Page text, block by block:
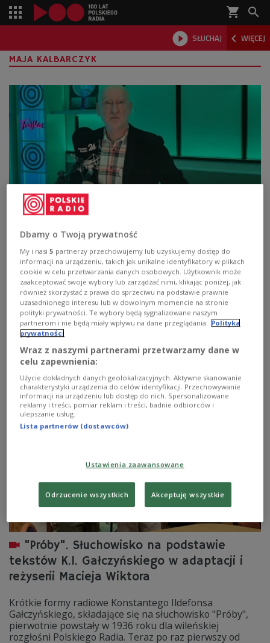
shopping_cart 
 SŁUCHAJ  WIĘCEJ

MAJA KALBARCZYK
"Scena Teatralna Trójki". Konstanty
Ildefons Gałczyński - "Próby"
Kontynuujemy obchody jubileuszu Polskiego Radia i
Teatru PR. Na "Scenie Teatralnej Trójki" przedstawiamy
słuchowisko, zrealizowane w 2025 roku na podstawie
małych satyrycznych form radiowych Konstantego
Ildefonsa Gałczyńskiego. To był rok 120. urodzin poety
(urodził się 23 stycznia 1905).
Zobacz więcej na temat:
Teatr Polskiego Radia
Konstanty Ildefons Gałczyński
Krzysztof Michalski
Barbara Marcinik
Wojciech Dorosz
Maciej Wiktor Maciej Kubera
Wojciech Chorąży
Damian Mirga
Wojciech Kalita
Andrzej Chudy Dominika Łakomska
Hanna Turnau
Jakub Kordas Trójka
"Próby". Słuchowisko na podstawie
tekstów K.I. Gałczyńskiego w adaptacji i
reżyserii Macieja Wiktora
Krótkie formy radiowe Konstantego Ildefonsa
Gałczyńskiego, składające się na słuchowisko "Próby",
pierwotnie powstały w 1936 roku dla wileńskiej
rozgłośni Polskiego Radia. Teraz po raz pierwszy od
Dbamy o Twoją prywatność
My i nasi5 partnerzy przechowujemy lub uzyskujemy dostęp do
informacji na urządzeniu, takich jak unikalne identyfikatory w plikach
cookie w celu przetwarzania danych osobowych. Użytkownik może
zaakceptować swoje wybory lub zarządzać nimi, klikając poniżej, jak
również skorzystać z prawa do sprzeciwu na podstawie prawnie
uzasadnionego interesu lub w dowolnym momencie na stronie
polityki prywatności. Te wybory będą sygnalizowane naszym
partnerom i nie będą miały wpływu na dane przeglądania. Polityka
prywatności
Wraz z naszymi partnerami przetwarzamy dane w
celu zapewnienia:
Użycie dokładnych danych geolokalizacyjnych. Aktywne skanowanie
charakterystyki urządzenia do celów identyfikacji. Przechowywanie
informacji na urządzeniu lub dostęp do nich. Spersonalizowane
reklamy i treści, pomiar reklam i treści, badnie odbiorców i
ulepszanie usług.
Lista partnerów (dostawców)
Ustawienia zaawansowane
Odrzucenie wszystkich Akceptuję wszystkie